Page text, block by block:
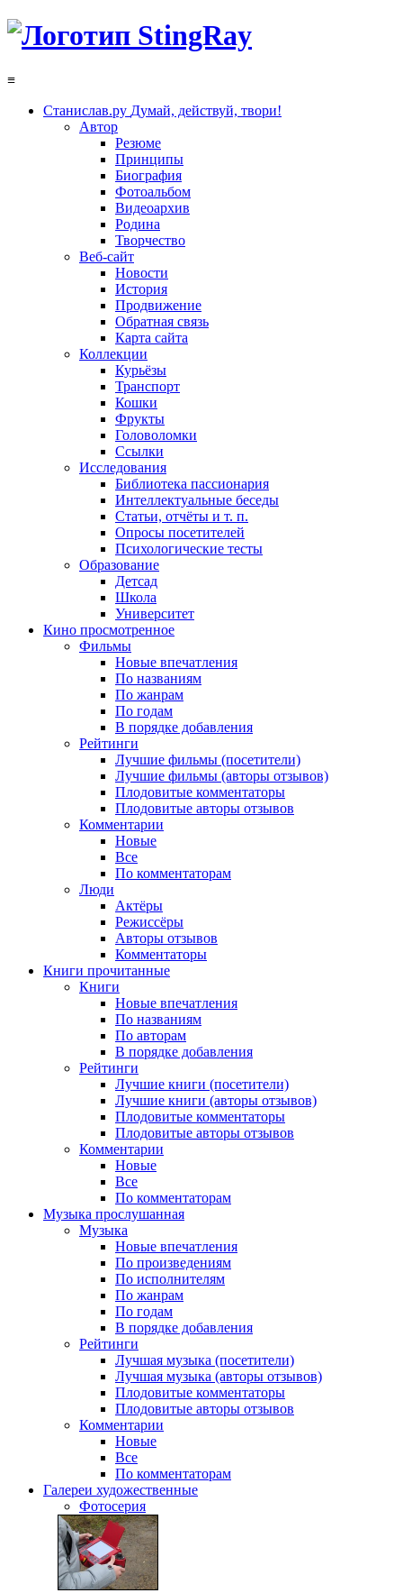
≡
Станислав.ру Думай, действуй, твори!
Автор
Резюме
Принципы
Биография
Фотоальбом
Видеоархив
Родина
Творчество
Веб-сайт
Новости
История
Продвижение
Обратная связь
Карта сайта
Коллекции
Курьёзы
Транспорт
Кошки
Фрукты
Головоломки
Ссылки
Исследования
Библиотека пассионария
Интеллектуальные беседы
Статьи, отчёты и т. п.
Опросы посетителей
Психологические тесты
Образование
Детсад
Школа
Университет
Кино просмотренное
Фильмы
Новые впечатления
По названиям
По жанрам
По годам
В порядке добавления
Рейтинги
Лучшие фильмы (посетители)
Лучшие фильмы (авторы отзывов)
Плодовитые комментаторы
Плодовитые авторы отзывов
Комментарии
Новые
Все
По комментаторам
Люди
Актёры
Режиссёры
Авторы отзывов
Комментаторы
Книги прочитанные
Книги
Новые впечатления
По названиям
По авторам
В порядке добавления
Рейтинги
Лучшие книги (посетители)
Лучшие книги (авторы отзывов)
Плодовитые комментаторы
Плодовитые авторы отзывов
Комментарии
Новые
Все
По комментаторам
Музыка прослушанная
Музыка
Новые впечатления
По произведениям
По исполнителям
По жанрам
По годам
В порядке добавления
Рейтинги
Лучшая музыка (посетители)
Лучшая музыка (авторы отзывов)
Плодовитые комментаторы
Плодовитые авторы отзывов
Комментарии
Новые
Все
По комментаторам
Галереи художественные
Фотосерия